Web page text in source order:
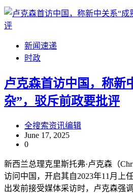
新闻速递
时政
卢克森首访中国，称新
杂”，驳斥前政要批评
全搜索资讯编辑
June 17, 2025
0
新西兰总理克里斯托弗·卢克森（
访问中国，开启其自2023年11月上
出发前接受媒体采访时，卢克森强